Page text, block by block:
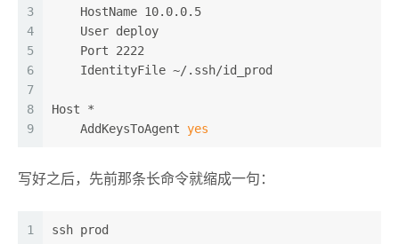
3
4
5
6
7
8
9
    HostName 10.0.0.5
    User deploy
    Port 2222
    IdentityFile ~/.ssh/id_prod
Host *
    AddKeysToAgent
yes
写好之后，先前那条长命令就缩成一句：
1 ssh prod